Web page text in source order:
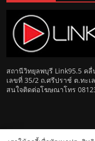
สถานีวิทยุลพบุรี Link95.5 ค
เลขที่ 35/2 ถ.ศรีปราช์ ต.ทะเ
สนใจติดต่อโฆษณาโทร